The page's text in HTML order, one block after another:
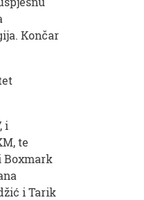
Končar
i
te
Boxmark
i Tarik